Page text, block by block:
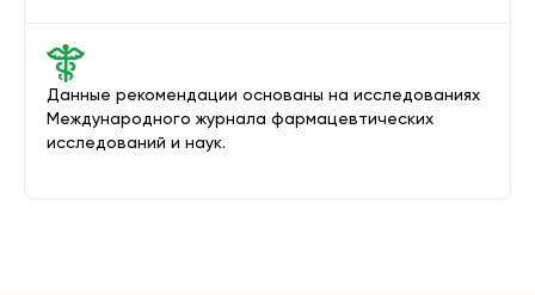
Данные рекомендации основаны на исследованиях
Международного журнала фармацевтических
исследований и наук.